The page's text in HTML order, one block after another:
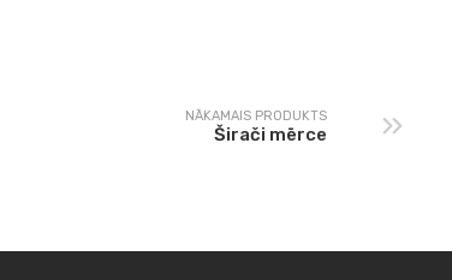
NĀKAMAIS PRODUKTS
Širači mērce